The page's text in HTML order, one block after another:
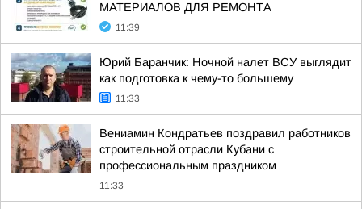
МАТЕРИАЛОВ ДЛЯ РЕМОНТА
11:39
Юрий Баранчик: Ночной налет ВСУ выглядит
как подготовка к чему-то большему
11:33
Вениамин Кондратьев поздравил работников
строительной отрасли Кубани с
профессиональным праздником
11:33